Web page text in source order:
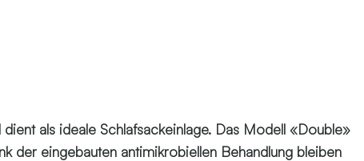
als ideale Schlafsackeinlage. Das Modell «Double»
der eingebauten antimikrobiellen Behandlung bleiben